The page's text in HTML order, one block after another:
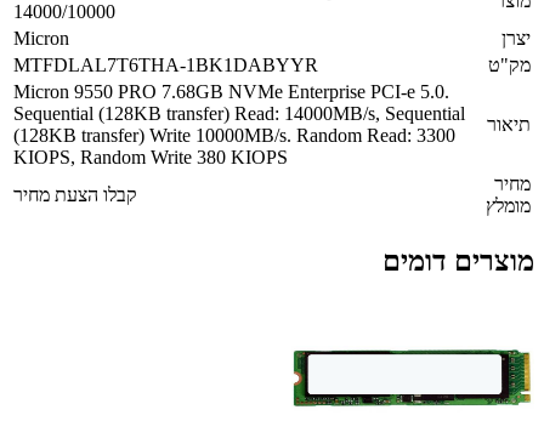
14000/10000
יצרן
Micron
מק"ט
MTFDLAL7T6THA-1BK1DABYYR
תיאור
Micron 9550 PRO 7.68GB NVMe Enterprise PCI-e 5.0.
Sequential (128KB transfer) Read: 14000MB/s, Sequential
(128KB transfer) Write 10000MB/s. Random Read: 3300
KIOPS, Random Write 380 KIOPS
מחיר
מומלץ
קבלו הצעת מחיר
מוצרים דומים